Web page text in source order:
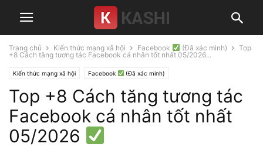
Trang chủ Kiến thức mạng xã hội Facebook (Đã xác minh)
Top
+8 Cách tăng tương tác Facebook cá nhân tốt nhất 05/2026...
Kiến thức mạng xã hội Facebook (Đã xác minh)
Top +8 Cách tăng tương tác
Facebook cá nhân tốt nhất
05/2026